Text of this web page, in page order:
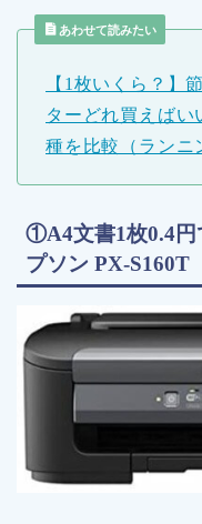
あわせて読みたい
【1枚いくら？】
ターどれ買えばい
種を比較（ランニ
①A4文書1枚0.4円
プソン PX-S160T